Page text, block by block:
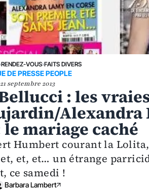
›RENDEZ-VOUS›FAITS DIVERS
DE PRESSE PEOPLE
21 septembre 2013
: les
Alexandra
mariage caché
Humbert courant la Lolita,
et, et… un étrange
ce samedi !
Barbara Lambert